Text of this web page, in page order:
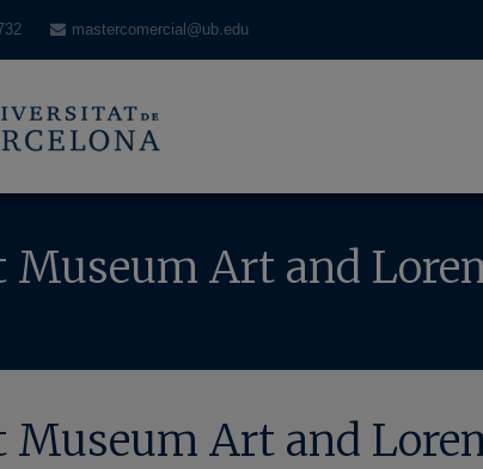
mastercomercial@ub.edu
Museum Art and
Museum Art and